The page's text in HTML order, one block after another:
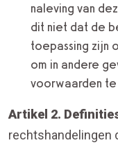
naleving van
dit niet dat de
toepassing zijn
om in andere
voorwaarden
Artikel 2.
rechtshandelingen